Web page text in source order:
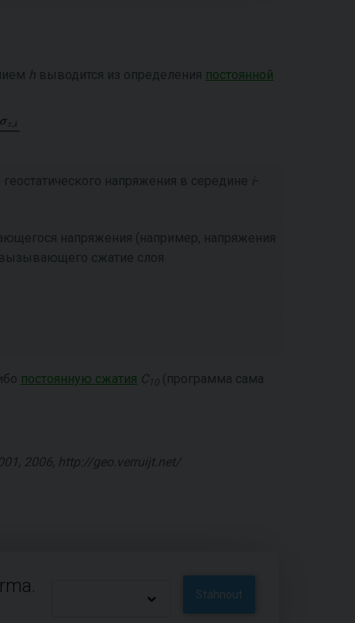
h выводится из определения постоянной
напряжения в середине i-
напряжения (например, напряжения
вызывающего сжатие слоя
постоянную сжатия C 10
(программа сама
2006, http://geo.verruijt.net/
Stáhnout